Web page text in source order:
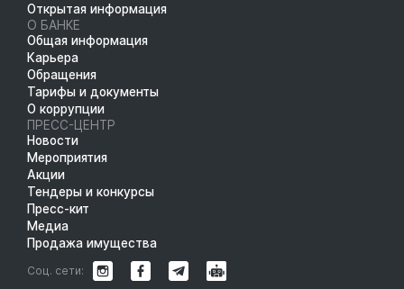
Открытая информация
О БАНКЕ
Общая информация
Карьера
Обращения
Тарифы и документы
О коррупции
ПРЕСС-ЦЕНТР
Новости
Мероприятия
Акции
Тендеры и конкурсы
Пресс-кит
Медиа
Продажа имущества
Соц. сети: